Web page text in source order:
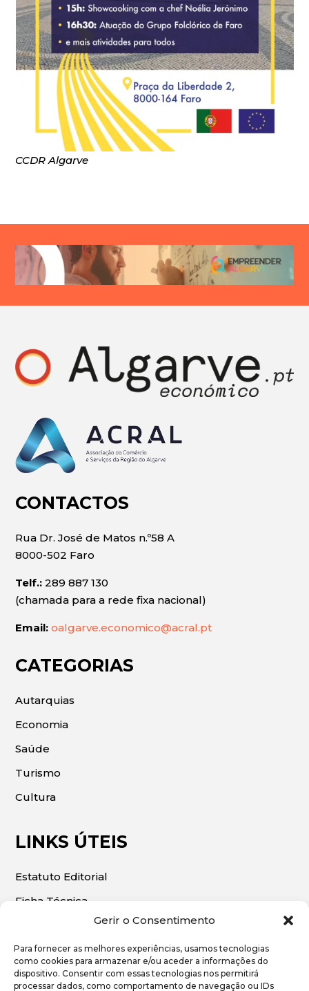
Gerir o Consentimento
Para fornecer as melhores experiências, usamos tecnologias
como cookies para armazenar e/ou aceder a informações do
dispositivo. Consentir com essas tecnologias nos permitirá
processar dados, como comportamento de navegação ou IDs
CCDR Algarve
CONTACTOS
Rua Dr. José de Matos n.º58 A
8000-502 Faro
Telf.: 289 887 130
(chamada para a rede fixa nacional)
Email: oalgarve.economico@acral.pt
CATEGORIAS
Autarquias
Economia
Saúde
Turismo
Cultura
LINKS ÚTEIS
Estatuto Editorial
Ficha Técnica
© 2026 | O Algarve Económico. Todos os direitos